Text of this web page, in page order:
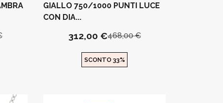
GIALLO 750/1000 PUNTI LUCE
CON DIA...
312,00 €468,00 €
SCONTO 33%